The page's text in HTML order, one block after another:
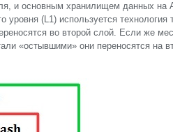
и основным хранилищем данных на
уровня (L1) используется технология
во второй слой. Если же
«остывшими» они переносятся на